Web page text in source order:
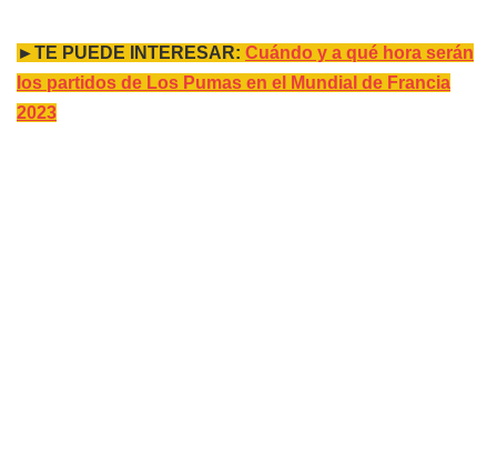
►TE PUEDE INTERESAR: Cuándo y a qué hora serán
los partidos de Los Pumas en el Mundial de Francia
2023